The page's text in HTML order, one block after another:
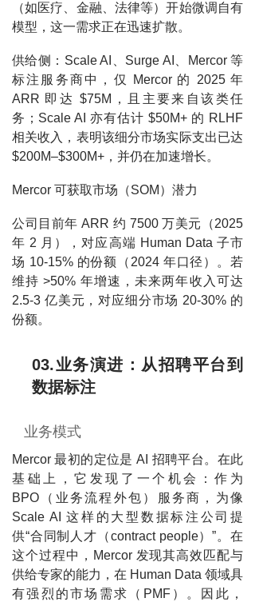
（如医疗、金融、法律等）开始微调自有
模型，这一需求正在迅速扩散。
供给侧：Scale AI、Surge AI、Mercor 等
标注服务商中，仅 Mercor 的 2025 年
ARR 即达 $75M，且主要来自该类任
务；Scale AI 亦有估计 $50M+ 的 RLHF
相关收入，表明该细分市场实际支出已达
$200M–$300M+，并仍在加速增长。
Mercor 可获取市场（SOM）潜力
公司目前年 ARR 约 7500 万美元（2025
年 2 月），对应高端 Human Data 子市
场 10-15% 的份额（2024 年口径）。若
维持 >50% 年增速，未来两年收入可达
2.5-3 亿美元，对应细分市场 20-30% 的
份额。
03.业务演进：从招聘平台到
数据标注
业务模式
Mercor 最初的定位是 AI 招聘平台。在此
基础上，它发现了一个机会：作为
BPO（业务流程外包）服务商，为像
Scale AI 这样的大型数据标注公司提
供“合同制人才（contract people）”。在
这个过程中，Mercor 发现其高效匹配与
供给专家的能力，在 Human Data 领域具
有强烈的市场需求（PMF）。因此，